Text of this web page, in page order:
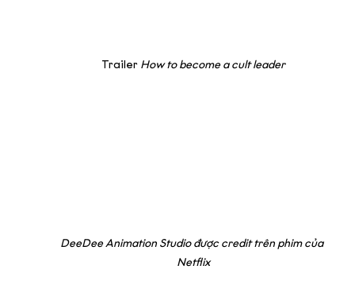
Trailer How to become a cult leader
DeeDee Animation Studio được credit trên phim của
Netflix